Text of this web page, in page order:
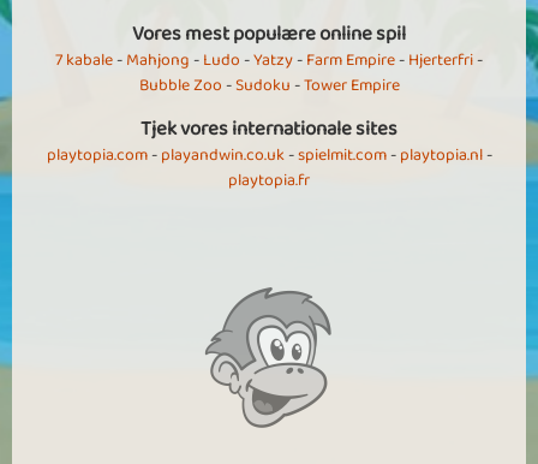
Vores mest populære online spil
7 kabale-Mahjong-Ludo-Yatzy-Farm Empire-Hjerterfri-
Bubble Zoo-Sudoku-Tower Empire
Tjek vores internationale sites
playtopia.com-playandwin.co.uk-spielmit.com-playtopia.nl-
playtopia.fr